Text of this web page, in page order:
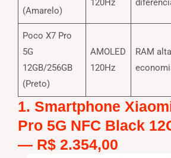
(Amarelo)
120Hz
Poco X7 Pro
5G
12GB/256GB
(Preto)
AMOLED
120Hz
RAM
1. Smartphone
Pro 5G NFC Black
— R$ 2.354,00